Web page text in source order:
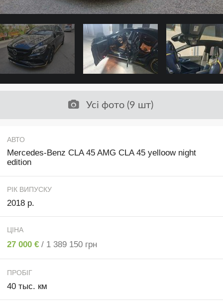
Усі фото (9 шт)
АВТО
Mercedes-Benz CLA 45 AMG CLA 45 yelloow night
edition
РІК ВИПУСКУ
2018 р.
ЦІНА
27 000 € / 1 389 150 грн
ПРОБІГ
40 тыс. км